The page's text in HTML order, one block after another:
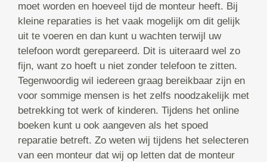
moet worden en hoeveel tijd de monteur heeft. Bij
kleine reparaties is het vaak mogelijk om dit gelijk
uit te voeren en dan kunt u wachten terwijl uw
telefoon wordt gerepareerd. Dit is uiteraard wel zo
fijn, want zo hoeft u niet zonder telefoon te zitten.
Tegenwoordig wil iedereen graag bereikbaar zijn en
voor sommige mensen is het zelfs noodzakelijk met
betrekking tot werk of kinderen. Tijdens het online
boeken kunt u ook aangeven als het spoed
reparatie betreft. Zo weten wij tijdens het selecteren
van een monteur dat wij op letten dat de monteur